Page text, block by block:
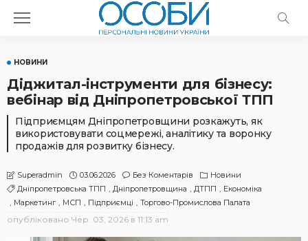
НОВИНИ
Діджитал-інструменти для бізнесу:
вебінар від Дніпропетровської ТПП
Підприємцям Дніпропетровщини розкажуть, як
використовувати соцмережі, аналітику та воронку
продажів для розвитку бізнесу.
Superadmin 03.06.2026 Без Коментарів
Новини
Дніпропетровська ТПП
Дніпропетровщина ДТПП
Економіка
Маркетинг
МСП Підприємці Торгово-Промислова Палата
опубліковано Чер. 03, 2026 в 11:13 am